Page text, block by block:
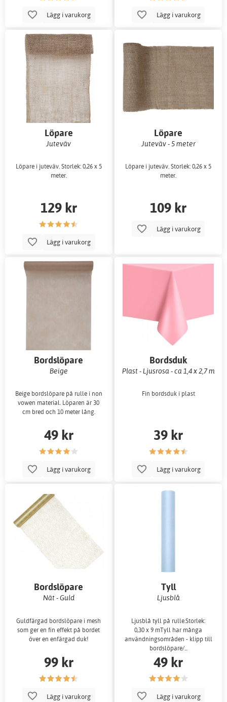
Lägg i varukorg Lägg i varukorg
Löpare
Juteväv
Löpare i juteväv. Storlek: 0,26 x 5
meter.
129 kr
Lägg i varukorg
Löpare
Juteväv - 5 meter
Löpare i juteväv. Storlek: 0,26 x 5
meter.
109 kr
Lägg i varukorg
Bordslöpare
Beige
Beige bordslöpare på rulle i non
vowen material. Löparen är 30
cm bred och 10 meter lång.
49 kr
Lägg i varukorg
Bordsduk
Plast - Ljusrosa - ca 1,4 x 2,7 m
Fin bordsduk i plast
39 kr
Lägg i varukorg
Bordslöpare
Nät - Guld
Guldfärgad bordslöpare i mesh
som ger en fin effekt på bordet
över en enfärgad duk!
99 kr
Lägg i varukorg
Tyll
Ljusblå
Ljusblå tyll på rulle.Storlek:
0,30 x 9 mTyll har många
användningsområden - klipp till
bordslöpare/...
49 kr
Lägg i varukorg